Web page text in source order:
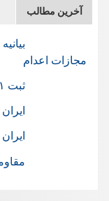
آخرین مطالب
مجازات اعدام
ثبت ۷۱ اعدام در ژوئيه در ایران